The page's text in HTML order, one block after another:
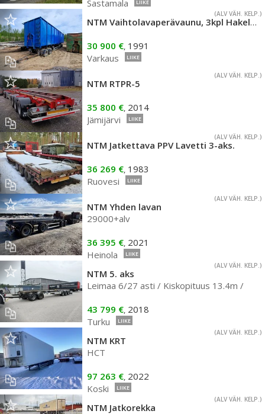
Sastamala LIIKE
(ALV VÄH. KELP.)
NTM Vaihtolavaperävaunu, 3kpl Hakelavoja
30 900 €, 1991
Varkaus
LIIKE
(ALV VÄH. KELP.)
NTM RTPR-5
35 800 €, 2014
Jämijärvi
LIIKE
(ALV VÄH. KELP.)
NTM Jatkettava PPV Lavetti 3-aks.
36 269 €, 1983
Ruovesi
LIIKE
(ALV VÄH. KELP.)
NTM Yhden lavan
29000+alv
36 395 €, 2021
Heinola
LIIKE
(ALV VÄH. KELP.)
NTM 5. aks
Leimaa 6/27 asti / Kiskopituus 13.4m /
43 799 €, 2018
Turku
LIIKE
(ALV VÄH. KELP.)
NTM KRT
HCT
97 263 €, 2022
Koski
LIIKE
(ALV VÄH. KELP.)
NTM Jatkorekka